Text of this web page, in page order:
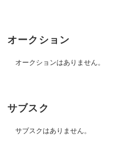
オークション
オークションはありません。
サブスク
サブスクはありません。